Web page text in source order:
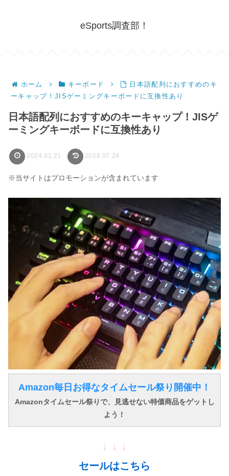
eSports調査部！
ホーム キーボード
日本語配列におすすめのキ
ーキャップ！JISゲーミングキーボードに互換性あり
日本語配列におすすめのキーキャップ！JISゲ
ーミングキーボードに互換性あり
2024.01.21 2026.07.24
※当サイトはプロモーションが含まれています
Amazon毎日お得なタイムセール祭り開催中！
Amazonタイムセール祭りで、見逃せない特価商品をゲットし
よう！
↓ ↓ ↓
セールはこちら